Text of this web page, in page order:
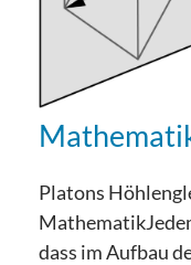
Platons
dass im Aufbau